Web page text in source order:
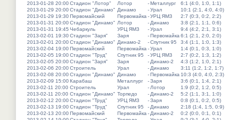
2013-01-28 20:00Стадион "Лотор" Лотор -Металлург
6:1 (4:0, 1:0, 1:1)
2013-01-29 20:00Стадион "Динамо" Динамо -Урал
10:1 (2:1, 4:0, 4:0)
2013-01-29 19:30Первомайский Первомайка -УРЦ ЯМЗ
2:7 (0:3, 0:2, 2:2)
2013-01-31 20:00Стадион "Динамо" Лотор - Динамо
3:8 (2:1, 1:1, 0:6)
2013-01-31 19:45 Чебаркуль УРЦ ЯМЗ -Урал
9:4 (4:2, 2:1, 3:1)
2013-02-01 19:30Стадион "Заря" Заря -Первомайка 6:1 (2:1, 2:0, 2:0)
2013-02-01 20:00Стадион "Динамо" Динамо-2 -Спутник 95
3:4 (1:1, 1:0, 1:3)
2013-02-04 19:00Первомайский Первомайка -Урал
1:4 (0:1, 0:3, 1:0)
2013-02-05 19:00Стадион "Труд" Спутник 95 -УРЦ ЯМЗ
2:7 (0:2, 1:3, 1:2)
2013-02-05 20:00Стадион "Заря" Заря - Динамо-2
4:3 (1:2, 1:0, 2:1)
2013-02-06 20:00Строитель Урал - Динамо
3:11 (1:2, 1:2, 1:7)
2013-02-08 20:00Стадион "Динамо" Динамо -Первомайка 10:3 (4:0, 4:0, 2:3)
2013-02-09 15:00Карабаш Металлург -Заря
3:6 (0:1, 1:4, 2:1)
2013-02-11 20:00 Строитель Урал - Лотор
1:9 (0:2, 1:2, 0:5)
2013-02-11 20:00 Стадион "Динамо" Торпедо - Динамо-2
5:2 (1:1, 3:1, 1:0)
2013-02-12 20:00Стадион "Труд" УРЦ ЯМЗ -Заря
0:8 (0:1, 0:2, 0:5)
2013-02-13 19:00Стадион "Труд" Спутник 95 - Динамо
2:18 (1:4, 1:5, 0:9)
2013-02-13 20:00Первомайский Первомайка - Динамо-2
0:2 (0:0, 0:1, 0:1)